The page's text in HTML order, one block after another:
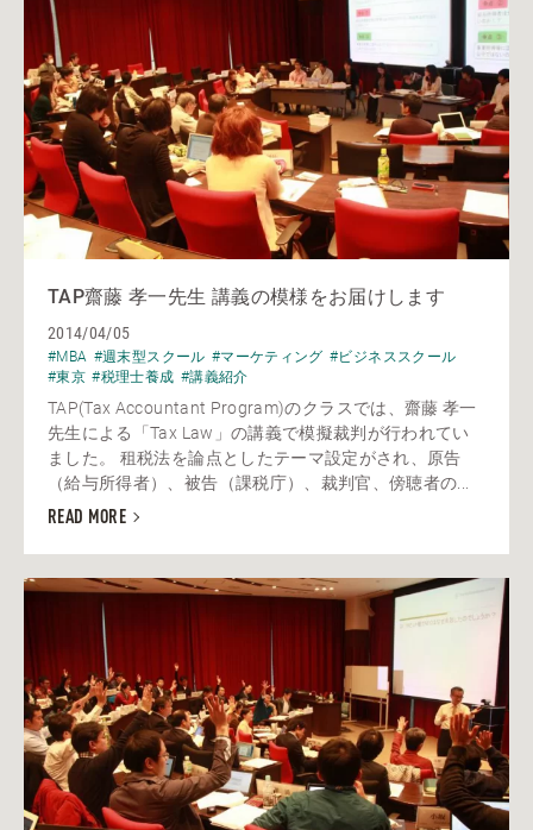
TAP齋藤 孝一先生 講義の模様をお届けします
2014/04/05
#MBA #週末型スクール #マーケティング #ビジネススクール
#東京 #税理士養成 #講義紹介
TAP(Tax Accountant Program)のクラスでは、齋藤 孝一
先生による「Tax Law」の講義で模擬裁判が行われてい
ました。 租税法を論点としたテーマ設定がされ、原告
（給与所得者）、被告（課税庁）、裁判官、傍聴者の...
READ MORE